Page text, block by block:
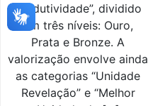
Produtividade”, dividido
em três níveis: Ouro,
Prata e Bronze. A
valorização envolve ainda
as categorias “Unidade
Revelação” e “Melhor